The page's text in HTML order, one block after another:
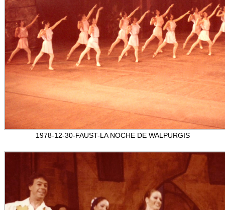
1978-12-30-FAUST-LA NOCHE DE WALPURGIS